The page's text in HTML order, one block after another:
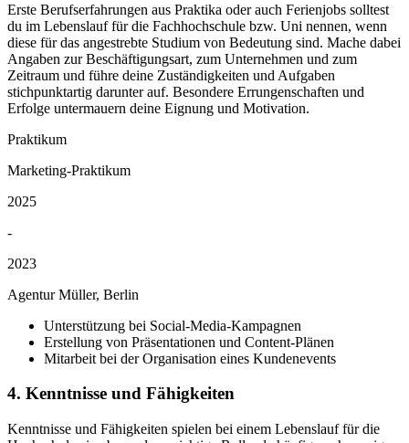
Erste Berufserfahrungen aus Praktika oder auch Ferienjobs solltest
du im Lebenslauf für die Fachhochschule bzw. Uni nennen, wenn
diese für das angestrebte Studium von Bedeutung sind. Mache dabei
Angaben zur Beschäftigungsart, zum Unternehmen und zum
Zeitraum und führe deine Zuständigkeiten und Aufgaben
stichpunktartig darunter auf. Besondere Errungenschaften und
Erfolge untermauern deine Eignung und Motivation.
Praktikum
Marketing-Praktikum
2025
-
2023
Agentur Müller, Berlin
Unterstützung bei Social-Media-Kampagnen
Erstellung von Präsentationen und Content-Plänen
Mitarbeit bei der Organisation eines Kundenevents
4. Kenntnisse und Fähigkeiten
Kenntnisse und Fähigkeiten spielen bei einem Lebenslauf für die